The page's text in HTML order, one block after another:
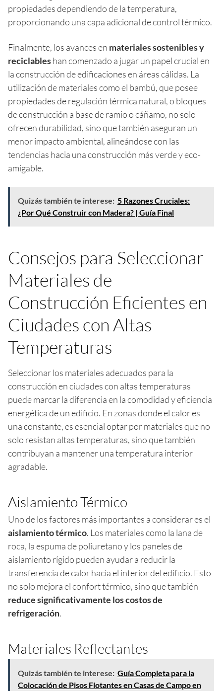
propiedades dependiendo de la temperatura,
proporcionando una capa adicional de control térmico.
Finalmente, los avances en materiales sostenibles y
reciclableshan comenzado a jugar un papel crucial en
la construcción de edificaciones en áreas cálidas. La
utilización de materiales como el bambú, que posee
propiedades de regulación térmica natural, o bloques
de construcción a base de ramio o cáñamo, no solo
ofrecen durabilidad, sino que también aseguran un
menor impacto ambiental, alineándose con las
tendencias hacia una construcción más verde y eco-
amigable.
Quizás también te interese: 5 Razones Cruciales:
¿Por Qué Construir con Madera? | Guía Final
Consejos para Seleccionar
Materiales de
Construcción Eficientes en
Ciudades con Altas
Temperaturas
Seleccionar los materiales adecuados para la
construcción en ciudades con altas temperaturas
puede marcar la diferencia en la comodidad y eficiencia
energética de un edificio. En zonas donde el calor es
una constante, es esencial optar por materiales que no
solo resistan altas temperaturas, sino que también
contribuyan a mantener una temperatura interior
agradable.
Aislamiento Térmico
Uno de los factores más importantes a considerar es el
aislamiento térmico. Los materiales como la lana de
roca, la espuma de poliuretano y los paneles de
aislamiento rígido pueden ayudar a reducir la
transferencia de calor hacia el interior del edificio. Esto
no solo mejora el confort térmico, sino que también
reduce significativamente los costos de
refrigeración.
Materiales Reflectantes
Quizás también te interese: Guía Completa para la
Colocación de Pisos Flotantes en Casas de Campo en